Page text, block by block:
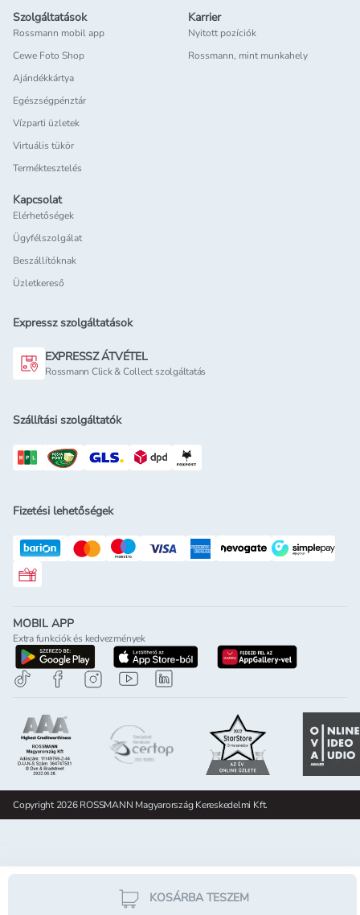
KOSÁRBA TESZEM
Szolgáltatások
Rossmann mobil app
Cewe Foto Shop
Ajándékkártya
Egészségpénztár
Vízparti üzletek
Virtuális tükör
Terméktesztelés
Karrier
Nyitott pozíciók
Rossmann, mint munkahely
Kapcsolat
Elérhetőségek
Ügyfélszolgálat
Beszállítóknak
Üzletkereső
Expressz szolgáltatások
EXPRESSZ ÁTVÉTEL
Rossmann Click & Collect szolgáltatás
Szállítási szolgáltatók
Fizetési lehetőségek
Rossmann ajándékkártya
MOBIL APP
Extra funkciók és kedvezmények
letöltés a google-play-rölletöltés az app-store-ból
letöltés
Copyright 2026 ROSSMANN Magyarország Kereskedelmi Kft.